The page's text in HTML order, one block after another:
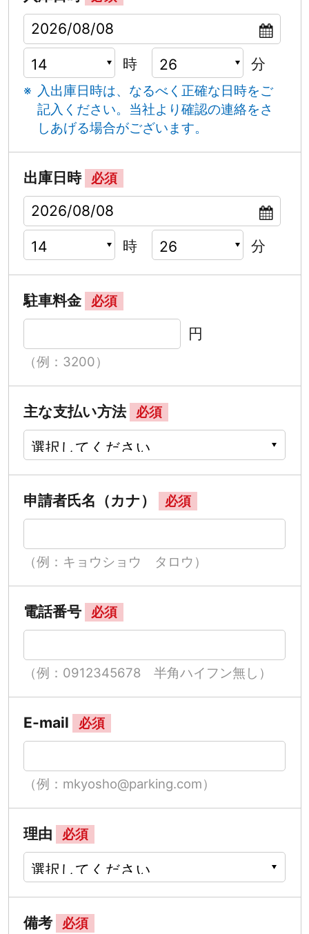
時 分
入出庫日時は、なるべく正確な日時をご
記入ください。 当社より確認の連絡をさ
しあげる場合がございます。
出庫日時 必須
時 分
駐車料金 必須
円
（例：3200）
主な支払い方法 必須
申請者氏名（カナ） 必須
（例：キョウショウ タロウ）
電話番号 必須
（例：0912345678 半角ハイフン無し）
E-mail 必須
（例：mkyosho@parking.com）
理由 必須
備考 必須